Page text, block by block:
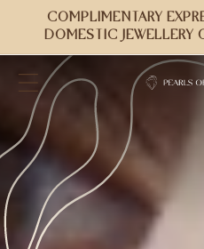
跳到内
COMPLIMENTARY
DOMESTIC JEWELLERY